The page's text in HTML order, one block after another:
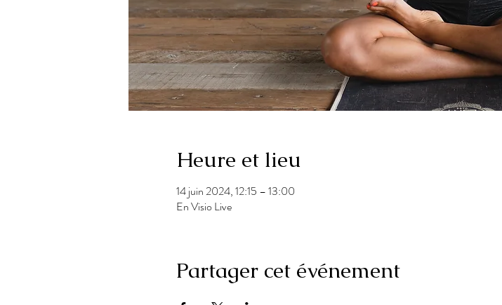
Heure et lieu
14 juin 2024, 12:15 – 13:00
En Visio Live
Partager cet événement